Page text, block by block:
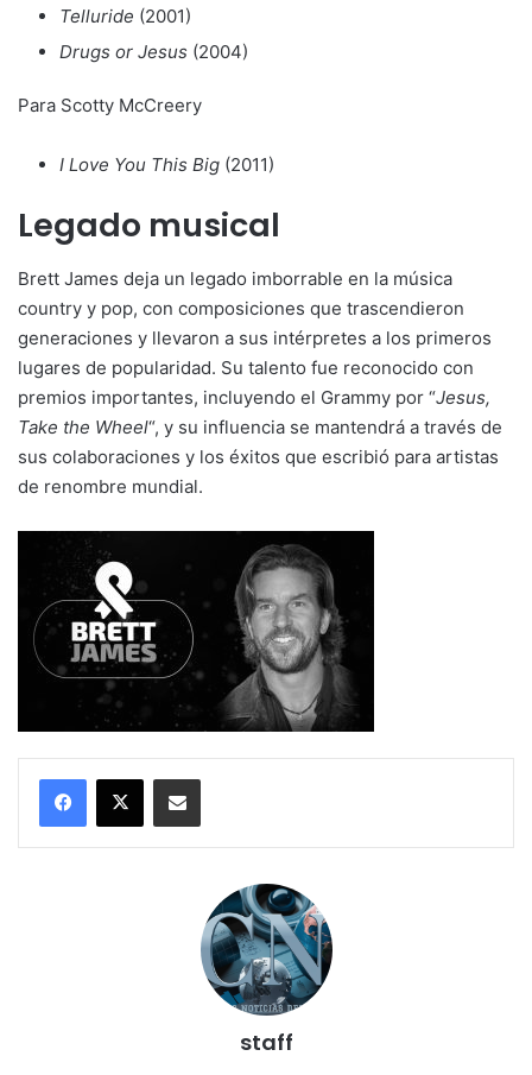
Telluride (2001)
Drugs or Jesus (2004)
Para Scotty McCreery
I Love You This Big (2011)
Legado musical
Brett James deja un legado imborrable en la música
country y pop, con composiciones que trascendieron
generaciones y llevaron a sus intérpretes a los primeros
lugares de popularidad. Su talento fue reconocido con
premios importantes, incluyendo el Grammy por “Jesus,
Take the Wheel“, y su influencia se mantendrá a través de
sus colaboraciones y los éxitos que escribió para artistas
de renombre mundial.
Compartir por correo electrónico
staff